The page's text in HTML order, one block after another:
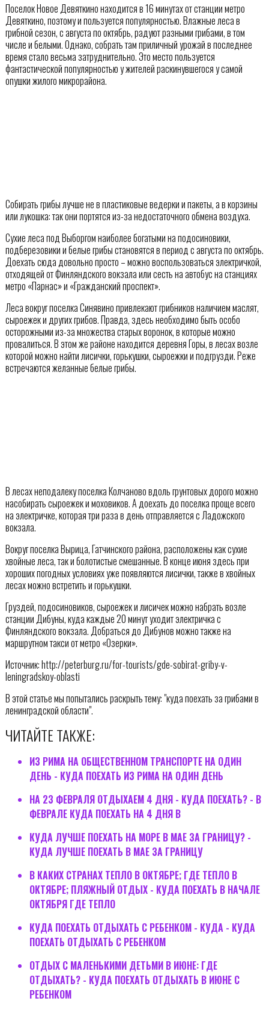
Поселок Новое Девяткино находится в 16 минутах от станции метро
Девяткино, поэтому и пользуется популярностью. Влажные леса в
грибной сезон, с августа по октябрь, радуют разными грибами, в том
числе и белыми. Однако, собрать там приличный урожай в последнее
время стало весьма затруднительно. Это место пользуется
фантастической популярностью у жителей раскинувшегося у самой
опушки жилого микрорайона.
Собирать грибы лучше не в пластиковые ведерки и пакеты, а в корзины
или лукошка: так они портятся из-за недостаточного обмена воздуха.
Сухие леса под Выборгом наиболее богатыми на подосиновики,
подберезовики и белые грибы становятся в период с августа по октябрь.
Доехать сюда довольно просто – можно воспользоваться электричкой,
отходящей от Финляндского вокзала или сесть на автобус на станциях
метро «Парнас» и «Гражданский проспект».
Леса вокруг поселка Синявино привлекают грибников наличием маслят,
сыроежек и других грибов. Правда, здесь необходимо быть особо
осторожными из-за множества старых воронок, в которые можно
провалиться. В этом же районе находится деревня Горы, в лесах возле
которой можно найти лисички, горькушки, сыроежки и подгрузди. Реже
встречаются желанные белые грибы.
В лесах неподалеку поселка Колчаново вдоль грунтовых дорого можно
насобирать сыроежек и моховиков. А доехать до поселка проще всего
на электричке, которая три раза в день отправляется с Ладожского
вокзала.
Вокруг поселка Вырица, Гатчинского района, расположены как сухие
хвойные леса, так и болотистые смешанные. В конце июня здесь при
хороших погодных условиях уже появляются лисички, также в хвойных
лесах можно встретить и горькушки.
Груздей, подосиновиков, сыроежек и лисичек можно набрать возле
станции Дибуны, куда каждые 20 минут уходит электричка с
Финляндского вокзала. Добраться до Дибунов можно также на
маршрутном такси от метро «Озерки».
Источник: http://peterburg.ru/for-tourists/gde-sobirat-griby-v-
leningradskoy-oblasti
В этой статье мы попытались раскрыть тему: "куда поехать за грибами в
ленинградской области".
ЧИТАЙТЕ ТАКЖЕ:
ИЗ РИМА НА ОБЩЕСТВЕННОМ ТРАНСПОРТЕ НА ОДИН
ДЕНЬ - КУДА ПОЕХАТЬ ИЗ РИМА НА ОДИН ДЕНЬ
НА 23 ФЕВРАЛЯ ОТДЫХАЕМ 4 ДНЯ - КУДА ПОЕХАТЬ? - В
ФЕВРАЛЕ КУДА ПОЕХАТЬ НА 4 ДНЯ В
КУДА ЛУЧШЕ ПОЕХАТЬ НА МОРЕ В МАЕ ЗА ГРАНИЦУ? -
КУДА ЛУЧШЕ ПОЕХАТЬ В МАЕ ЗА ГРАНИЦУ
В КАКИХ СТРАНАХ ТЕПЛО В ОКТЯБРЕ; ГДЕ ТЕПЛО В
ОКТЯБРЕ; ПЛЯЖНЫЙ ОТДЫХ - КУДА ПОЕХАТЬ В НАЧАЛЕ
ОКТЯБРЯ ГДЕ ТЕПЛО
КУДА ПОЕХАТЬ ОТДЫХАТЬ С РЕБЕНКОМ - КУДА - КУДА
ПОЕХАТЬ ОТДЫХАТЬ С РЕБЕНКОМ
ОТДЫХ С МАЛЕНЬКИМИ ДЕТЬМИ В ИЮНЕ: ГДЕ
ОТДЫХАТЬ? - КУДА ПОЕХАТЬ ОТДЫХАТЬ В ИЮНЕ С
РЕБЕНКОМ